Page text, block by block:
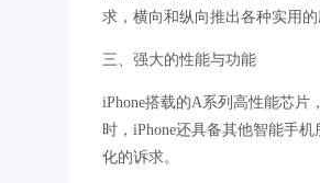
求，横向和纵向推出各种实用
三、强大的性能与功能
iPhone搭载的A系列高性能芯
时，iPhone还具备其他智能手
化的诉求。